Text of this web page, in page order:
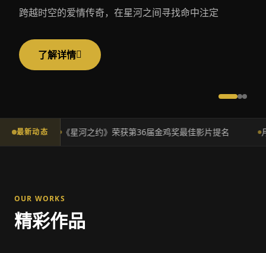
跨越时空的爱情传奇，在星河之间寻找命中注定
了解详情
最新动态 《星河之约》荣获第36届金鸡奖最佳影片提名
OUR WORKS
精彩作品